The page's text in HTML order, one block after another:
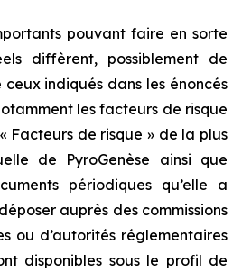
pouvant faire en sorte
diffèrent, possiblement de
indiqués dans les énoncés
les facteurs de risque
Facteurs de risque » de la plus
de PyroGenèse ainsi que
périodiques qu’elle a
auprès des commissions
ou d’autorités réglementaires
disponibles sous le profil de